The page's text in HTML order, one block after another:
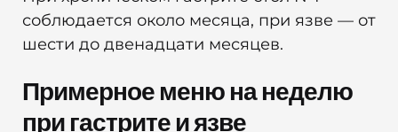
соблюдается около месяца, при язве — от
шести до двенадцати месяцев.
Примерное меню на неделю
при гастрите и язве